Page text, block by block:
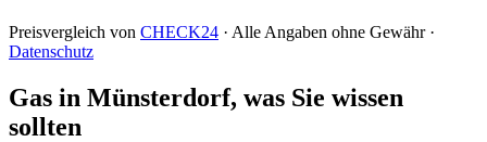
Preisvergleich von CHECK24 · Alle Angaben ohne Gewähr ·
Datenschutz
Gas in Münsterdorf, was Sie wissen
sollten